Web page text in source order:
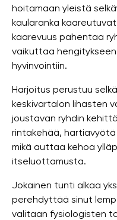
hoitamaan yleistä
kaularanka
kaarevuus pahentaa
vaikuttaa
hyvinvointiin.
Harjoitus perustuu
keskivartalon lihasten
joustavan ryhdin
rintakehää,
mikä auttaa kehoa
itseluottamusta.
Jokainen tunti alkaa
perehdyttää sinut
valitaan fysiologisten